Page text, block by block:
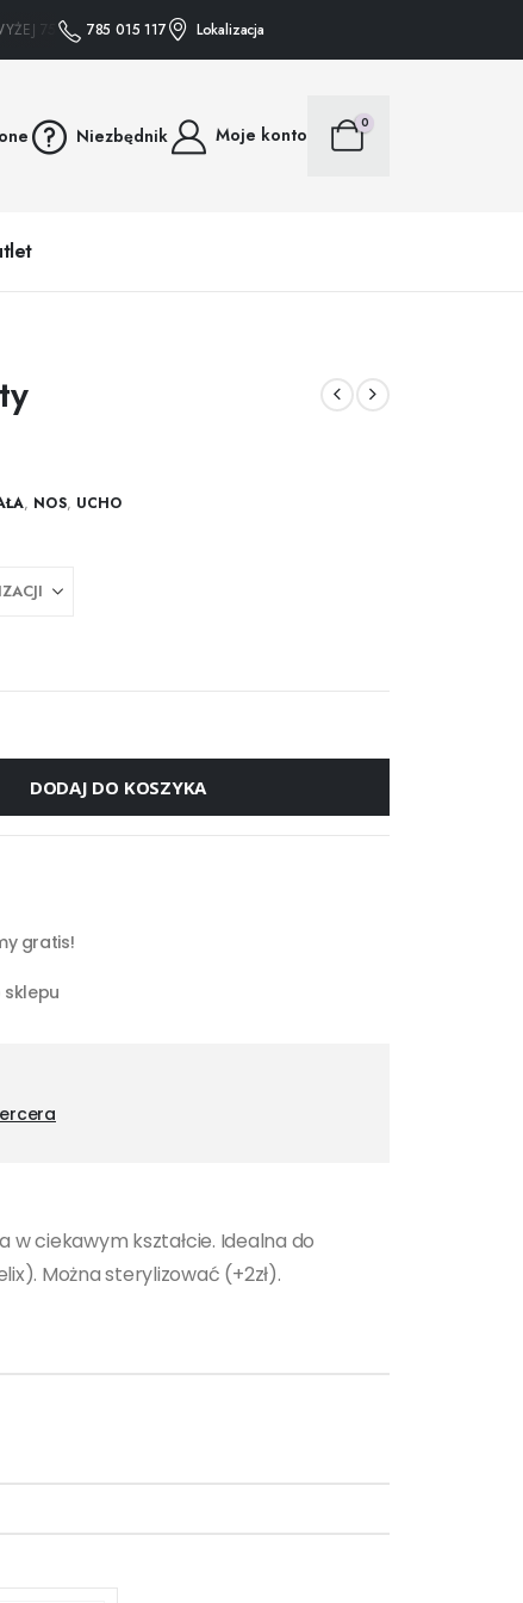
ZŁ WYSYŁAMY GRATIS • • • ZAKUPY POWYŻEJ 75 ZŁ WYSYŁAMY
785 015 117 Lokalizacja
Niezbędnik Moje konto
0
, NOS, UCHO
DODAJ DO KOSZYKA
gratis!
sklepu
w ciekawym kształcie. Idealna do
Można sterylizować (+2zł).